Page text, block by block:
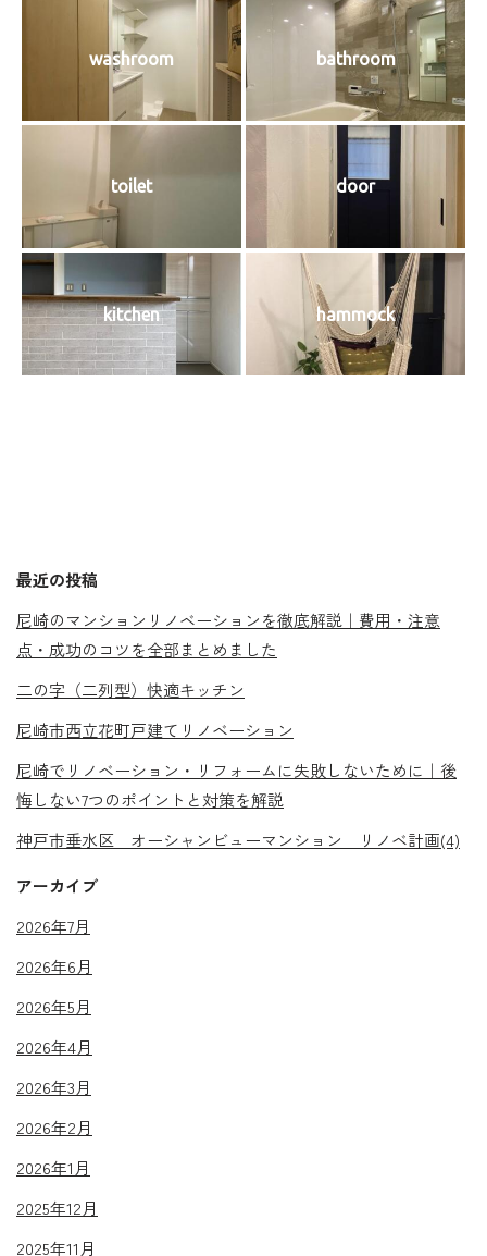
washroom bathroom
toilet door
kitchen hammock
最近の投稿
尼崎のマンションリノベーションを徹底解説｜費用・注意
点・成功のコツを全部まとめました
二の字（二列型）快適キッチン
尼崎市西立花町戸建てリノベーション
尼崎でリノベーション・リフォームに失敗しないために｜後
悔しない7つのポイントと対策を解説
神戸市垂水区 オーシャンビューマンション リノベ計画(4)
アーカイブ
2026年7月
2026年6月
2026年5月
2026年4月
2026年3月
2026年2月
2026年1月
2025年12月
2025年11月